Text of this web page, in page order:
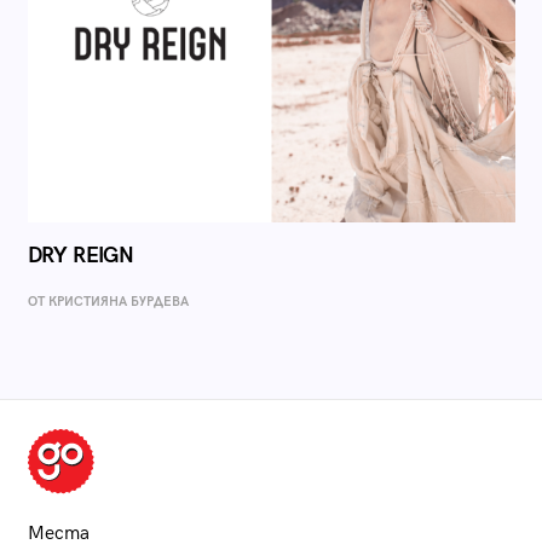
DRY REIGN
ОТ КРИСТИЯНА БУРДЕВА
Места